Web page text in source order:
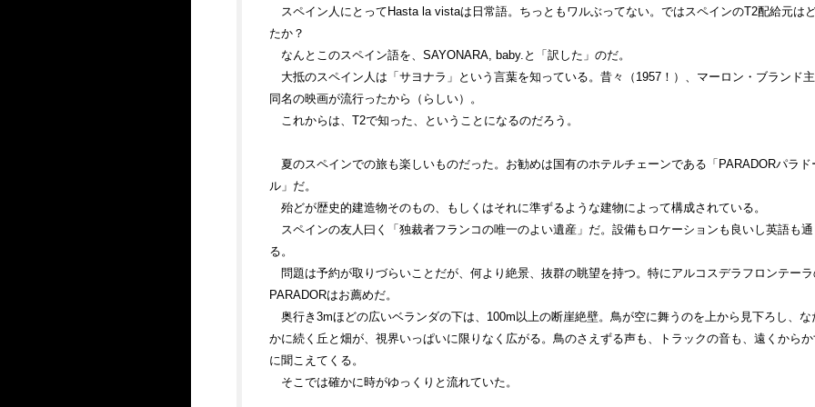
スペイン人にとってHasta la vistaは日常語。ちっともワルぶってない。ではスペインのT2配給元は
たか？
なんとこのスペイン語を、SAYONARA, baby.と「訳した」のだ。
大抵のスペイン人は「サヨナラ」という言葉を知っている。昔々（1957！）、マーロン・ブランド
同名の映画が流行ったから（らしい）。
これからは、T2で知った、ということになるのだろう。
夏のスペインでの旅も楽しいものだった。お勧めは国有のホテルチェーンである「PARADORパラド
ル」だ。
殆どが歴史的建造物そのもの、もしくはそれに準ずるような建物によって構成されている。
スペインの友人曰く「独裁者フランコの唯一のよい遺産」だ。設備もロケーションも良いし英語も通
る。
問題は予約が取りづらいことだが、何より絶景、抜群の眺望を持つ。特にアルコスデラフロンテー
PARADORはお薦めだ。
奥行き3mほどの広いベランダの下は、100m以上の断崖絶壁。鳥が空に舞うのを上から見下ろし、な
かに続く丘と畑が、視界いっぱいに限りなく広がる。鳥のさえずる声も、トラックの音も、遠くから
に聞こえてくる。
そこでは確かに時がゆっくりと流れていた。